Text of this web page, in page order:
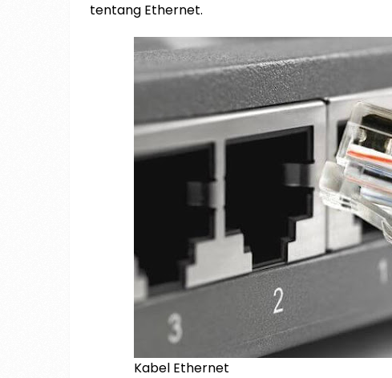
tentang Ethernet.
Kabel Ethernet